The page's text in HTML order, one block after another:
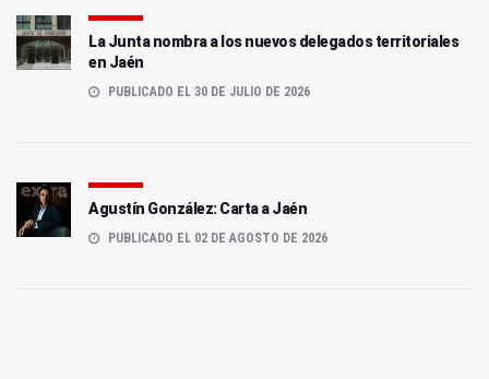
La Junta nombra a los nuevos delegados territoriales
en Jaén
PUBLICADO EL 30 DE JULIO DE 2026
Agustín González: Carta a Jaén
PUBLICADO EL 02 DE AGOSTO DE 2026